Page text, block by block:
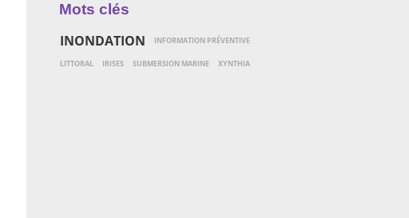
Mots clés
INONDATION INFORMATION PRÉVENTIVE
LITTORAL IRISES SUBMERSION MARINE XYNTHIA